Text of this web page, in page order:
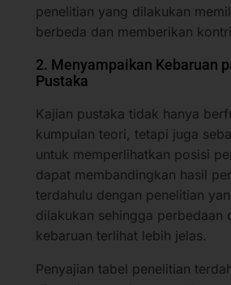
penelitian yang dilakukan
berbeda dan memberikan
2. Menyampaikan Kebaruan
Pustaka
Kajian pustaka tidak hanya
kumpulan teori, tetapi juga
untuk memperlihatkan posisi
dapat membandingkan hasil
terdahulu dengan penelitian
dilakukan sehingga perbedaan
kebaruan terlihat lebih jelas.
Penyajian tabel penelitian